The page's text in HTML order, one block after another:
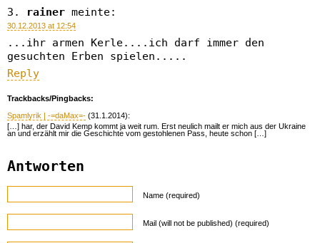
rainer meinte:
30.12.2013 at 12:54
...ihr armen Kerle....ich darf immer den
gesuchten Erben spielen.....
Reply
Trackbacks/Pingbacks:
Spamlyrik | -=daMax=- (31.1.2014):
[…] har, der David Kemp kommt ja weit rum. Erst neulich mailt er mich aus der Ukraine
an und erzählt mir die Geschichte vom gestohlenen Pass, heute schon […]
Antworten
Name (required)
Mail (will not be published) (required)